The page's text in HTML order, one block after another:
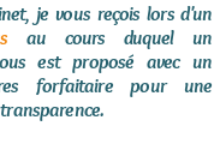
je vous reçois lors d'un
au cours duquel un
est proposé avec un
forfaitaire pour une